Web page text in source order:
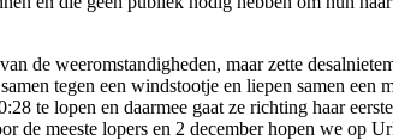
de weeromstandigheden, maar zette
tegen een windstootje en liepen samen
te lopen en daarmee gaat ze richting haar
de meeste lopers en 2 december hopen we op